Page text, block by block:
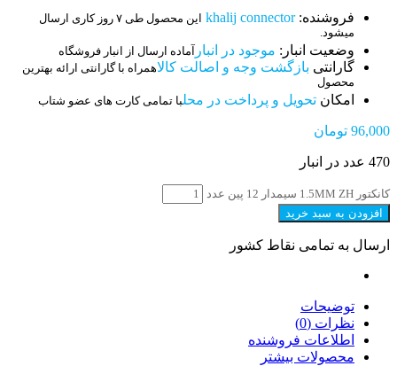
فروشنده:khalij connector این محصول طی ۷ روز کاری ارسال
میشود.
وضعیت انبار: موجود در انبار آماده ارسال از انبار فروشگاه
گارانتی بازگشت وجه و اصالت کالاهمراه با گارانتی ارائه بهترین
محصول
امکان تحویل و پرداخت در محلبا تمامی کارت های عضو شتاب
96,000 تومان
470 عدد در انبار
کانکتور 1.5MM ZH سیمدار 12 پین عدد
افزودن به سبد خرید
ارسال به تمامی نقاط کشور
توضیحات
نظرات (0)
اطلاعات فروشنده
محصولات بیشتر